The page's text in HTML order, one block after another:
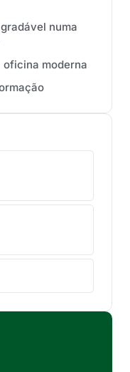
numa
oficina moderna